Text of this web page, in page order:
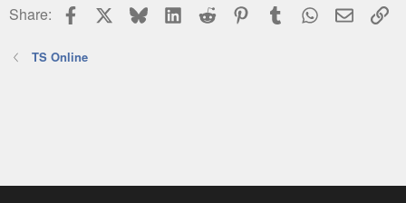
Share: Facebook BlueskyLinkedIn
Reddit PinterestTumblr WhatsApp
Email
TS Online